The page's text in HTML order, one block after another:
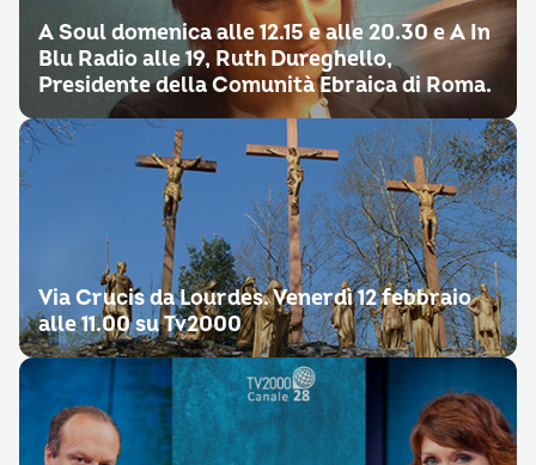
A Soul domenica alle 12.15 e alle 20.30 e A In
Blu Radio alle 19, Ruth Dureghello,
Presidente della Comunità Ebraica di Roma.
Via Crucis da Lourdes. Venerdì 12 febbraio
alle 11.00 su Tv2000